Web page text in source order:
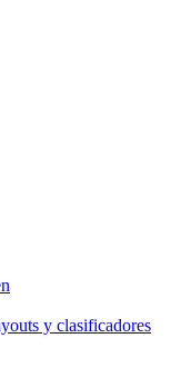
y clasificadores